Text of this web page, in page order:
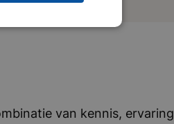
van kennis, ervaring